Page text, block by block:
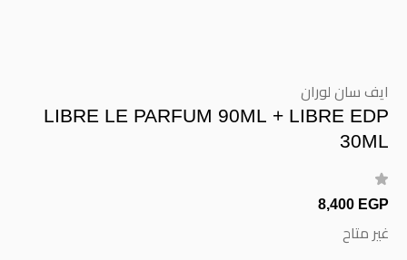
ايف سان لوران
LIBRE LE PARFUM 90ML + LIBRE EDP
30ML
8,400 EGP
غير متاح